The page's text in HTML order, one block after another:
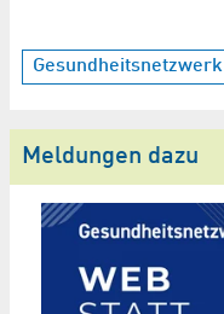
Gesundheitsnetzwerk
Meldungen dazu